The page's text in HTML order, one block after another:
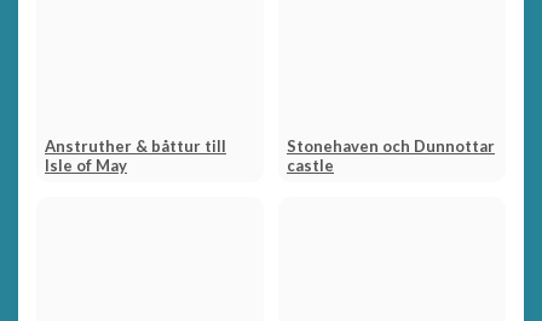
Anstruther & båttur till
Isle of May
Stonehaven och Dunnottar
castle